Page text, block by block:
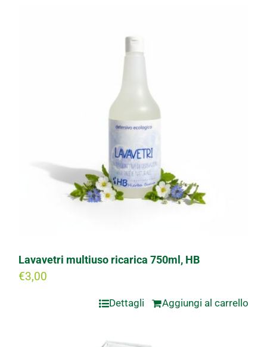
Lavavetri multiuso ricarica 750ml, HB
€3,00
Aggiungi al carrello
Dettagli